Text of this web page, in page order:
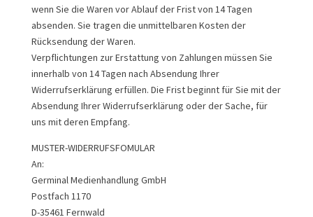
wenn Sie die Waren vor Ablauf der Frist von 14 Tagen
absenden. Sie tragen die unmittelbaren Kosten der
Rücksendung der Waren.
Verpflichtungen zur Erstattung von Zahlungen müssen Sie
innerhalb von 14 Tagen nach Absendung Ihrer
Widerrufserklärung erfüllen. Die Frist beginnt für Sie mit der
Absendung Ihrer Widerrufserklärung oder der Sache, für
uns mit deren Empfang.
MUSTER-WIDERRUFSFOMULAR
An:
Germinal Medienhandlung GmbH
Postfach 1170
D-35461 Fernwald